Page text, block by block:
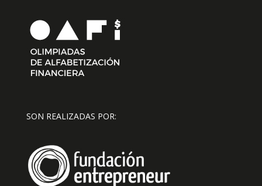
SON REALIZADAS POR: